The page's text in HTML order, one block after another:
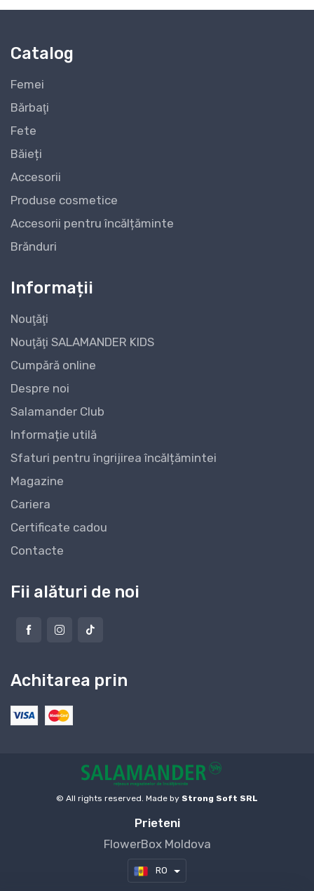
Catalog
Femei
Bărbaţi
Fete
Băieți
Accesorii
Produse cosmetice
Accesorii pentru încălțăminte
Brănduri
Informații
Nouţăţi
Nouţăţi SALAMANDER KIDS
Cumpără online
Despre noi
Salamander Club
Informație utilă
Sfaturi pentru îngrijirea încălțămintei
Magazine
Cariera
Certificate cadou
Contacte
Fii alături de noi
Achitarea prin
© All rights reserved. Made by Strong Soft SRL
Prieteni
FlowerBox Moldova
RO